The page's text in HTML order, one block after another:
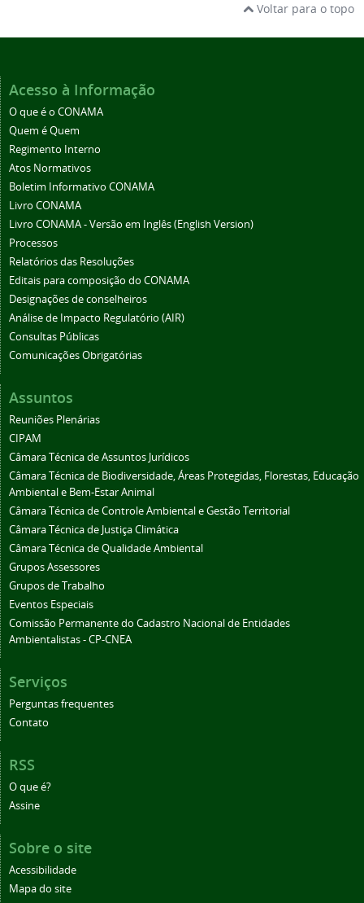
Voltar para o topo
Acesso à Informação
O que é o CONAMA
Quem é Quem
Regimento Interno
Atos Normativos
Boletim Informativo CONAMA
Livro CONAMA
Livro CONAMA - Versão em Inglês (English Version)
Processos
Relatórios das Resoluções
Editais para composição do CONAMA
Designações de conselheiros
Análise de Impacto Regulatório (AIR)
Consultas Públicas
Comunicações Obrigatórias
Assuntos
Reuniões Plenárias
CIPAM
Câmara Técnica de Assuntos Jurídicos
Câmara Técnica de Biodiversidade, Áreas Protegidas, Florestas, Educação
Ambiental e Bem-Estar Animal
Câmara Técnica de Controle Ambiental e Gestão Territorial
Câmara Técnica de Justiça Climática
Câmara Técnica de Qualidade Ambiental
Grupos Assessores
Grupos de Trabalho
Eventos Especiais
Comissão Permanente do Cadastro Nacional de Entidades
Ambientalistas - CP-CNEA
Serviços
Perguntas frequentes
Contato
RSS
O que é?
Assine
Sobre o site
Acessibilidade
Mapa do site